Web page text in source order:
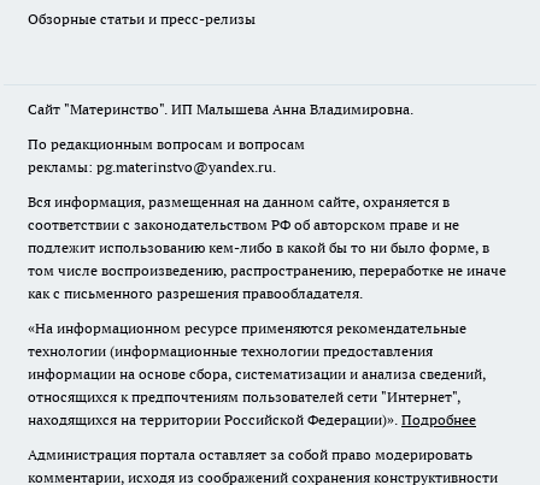
Обзорные статьи и пресс-релизы
Сайт "Материнство". ИП Малышева Анна Владимировна.
По редакционным вопросам и вопросам
рекламы: pg.materinstvo@yandex.ru.
Вся информация, размещенная на данном сайте, охраняется в
соответствии с законодательством РФ об авторском праве и не
подлежит использованию кем-либо в какой бы то ни было форме, в
том числе воспроизведению, распространению, переработке не иначе
как с письменного разрешения правообладателя.
«На информационном ресурсе применяются рекомендательные
технологии (информационные технологии предоставления
информации на основе сбора, систематизации и анализа сведений,
относящихся к предпочтениям пользователей сети "Интернет",
находящихся на территории Российской Федерации)». Подробнее
Администрация портала оставляет за собой право модерировать
комментарии, исходя из соображений сохранения конструктивности